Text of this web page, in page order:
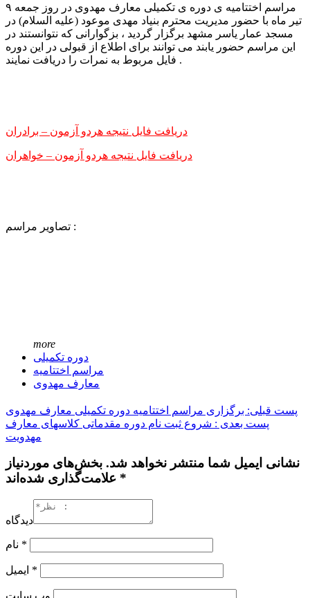
مراسم اختتامیه ی دوره ی تکمیلی معارف مهدوی در روز جمعه ۹
تیر ماه با حضور مدیریت محترم بنیاد مهدی موعود (علیه السلام) در
مسجد عمار یاسر مشهد برگزار گردید ، بزگوارانی که نتوانستند در
این مراسم حضور یابند می توانند برای اطلاع از قبولی در این دوره
فایل مربوط به نمرات را دریافت نمایند .
دریافت فایل نتیجه هردو آزمون – برادران
دریافت فایل نتیجه هردو آزمون – خواهران
تصاویر مراسم :
more
دوره تکمیلی
مراسم اختتامیه
معارف مهدوی
پست قبلی: برگزاری مراسم اختتامیه دوره تکمیلی معارف مهدوی
پست بعدی : شروع ثبت نام دوره مقدماتی کلاسهای معارف
مهدویت
نشانی ایمیل شما منتشر نخواهد شد. بخش‌های موردنیاز
علامت‌گذاری شده‌اند *
دیدگاه
*
*
وب‌ سایت